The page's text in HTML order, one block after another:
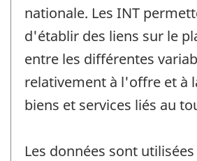
nationale. Les INT
d'établir des liens sur le
entre les différentes
relativement à l'offre et à
biens et services liés au
Les données sont